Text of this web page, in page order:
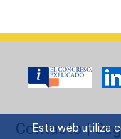
Esta web utiliza
Contacto|